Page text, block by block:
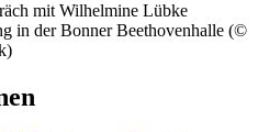
mit Wilhelmine Lübke
in der Bonner Beethovenhalle (©